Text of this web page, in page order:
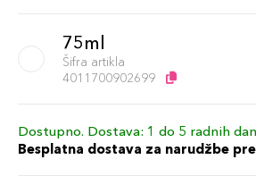
75ml
Šifra artikla
4011700902699
Dostupno. Dostava: 1 do 5 radnih
Besplatna dostava za narudžbe